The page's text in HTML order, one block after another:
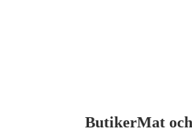
ButikerMat